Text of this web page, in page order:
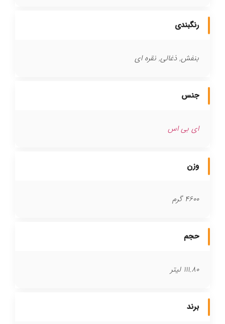
رنگبندی
بنفش, ذغالی, نقره ای
جنس
ای بی اس
وزن
4600 گرم
حجم
111.80 لیتر
برند